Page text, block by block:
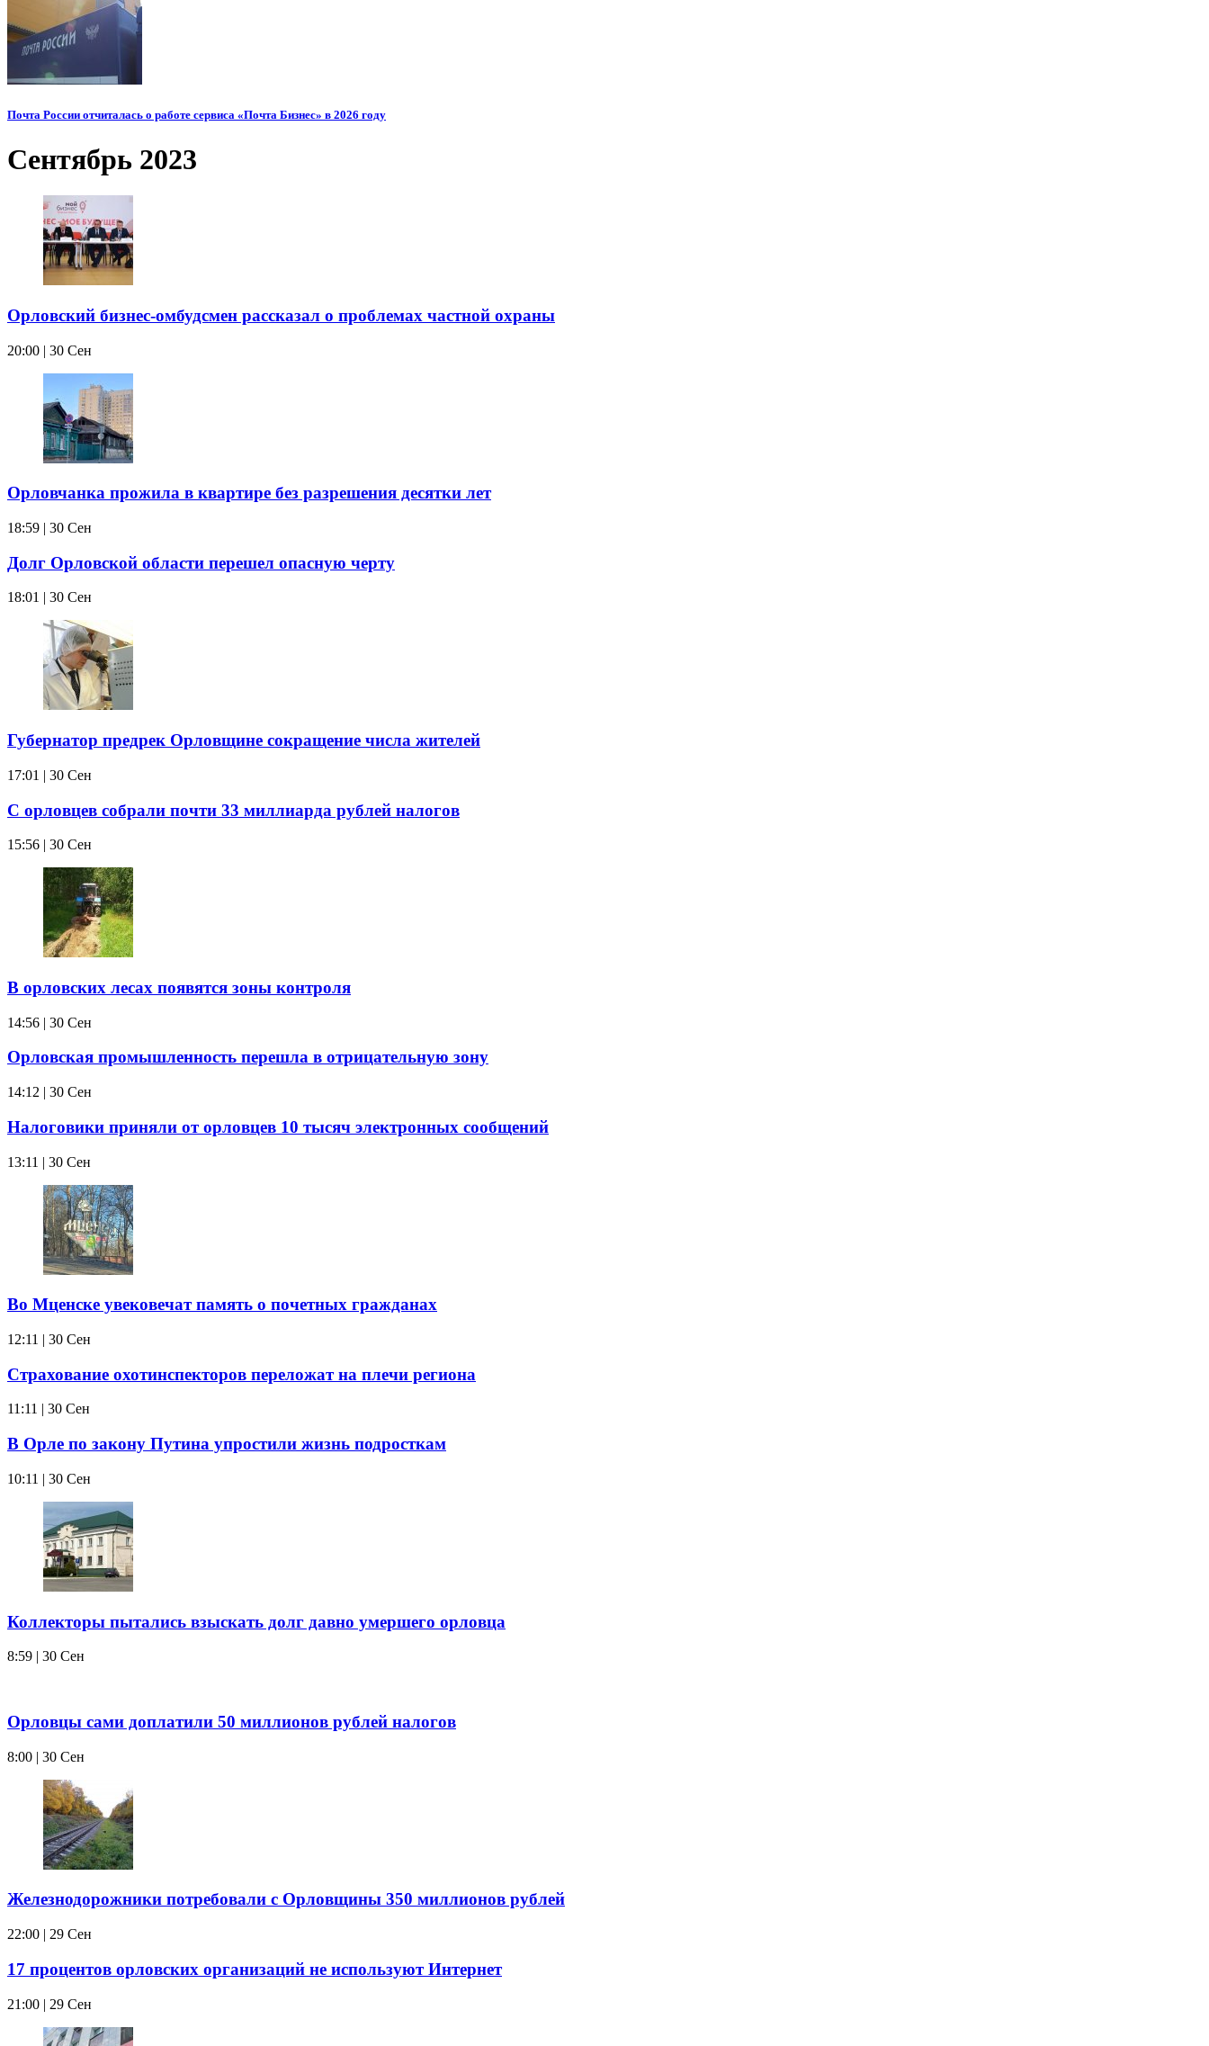
Почта России отчиталась о работе сервиса «Почта Бизнес» в 2026 году
Сентябрь 2023
Орловский бизнес-омбудсмен рассказал о проблемах частной охраны
20:00 | 30 Сен
Орловчанка прожила в квартире без разрешения десятки лет
18:59 | 30 Сен
Долг Орловской области перешел опасную черту
18:01 | 30 Сен
Губернатор предрек Орловщине сокращение числа жителей
17:01 | 30 Сен
С орловцев собрали почти 33 миллиарда рублей налогов
15:56 | 30 Сен
В орловских лесах появятся зоны контроля
14:56 | 30 Сен
Орловская промышленность перешла в отрицательную зону
14:12 | 30 Сен
Налоговики приняли от орловцев 10 тысяч электронных сообщений
13:11 | 30 Сен
Во Мценске увековечат память о почетных гражданах
12:11 | 30 Сен
Страхование охотинспекторов переложат на плечи региона
11:11 | 30 Сен
В Орле по закону Путина упростили жизнь подросткам
10:11 | 30 Сен
Коллекторы пытались взыскать долг давно умершего орловца
8:59 | 30 Сен
Орловцы сами доплатили 50 миллионов рублей налогов
8:00 | 30 Сен
Железнодорожники потребовали с Орловщины 350 миллионов рублей
22:00 | 29 Сен
17 процентов орловских организаций не используют Интернет
21:00 | 29 Сен